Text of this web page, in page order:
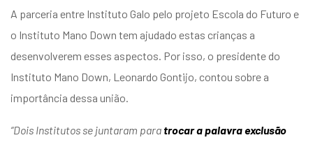
A parceria entre Instituto Galo pelo projeto Escola do Futuro e
o Instituto Mano Down tem ajudado estas crianças a
desenvolverem esses aspectos. Por isso, o presidente do
Instituto Mano Down, Leonardo Gontijo, contou sobre a
importância dessa união.
“Dois Institutos se juntaram para trocar a palavra exclusão